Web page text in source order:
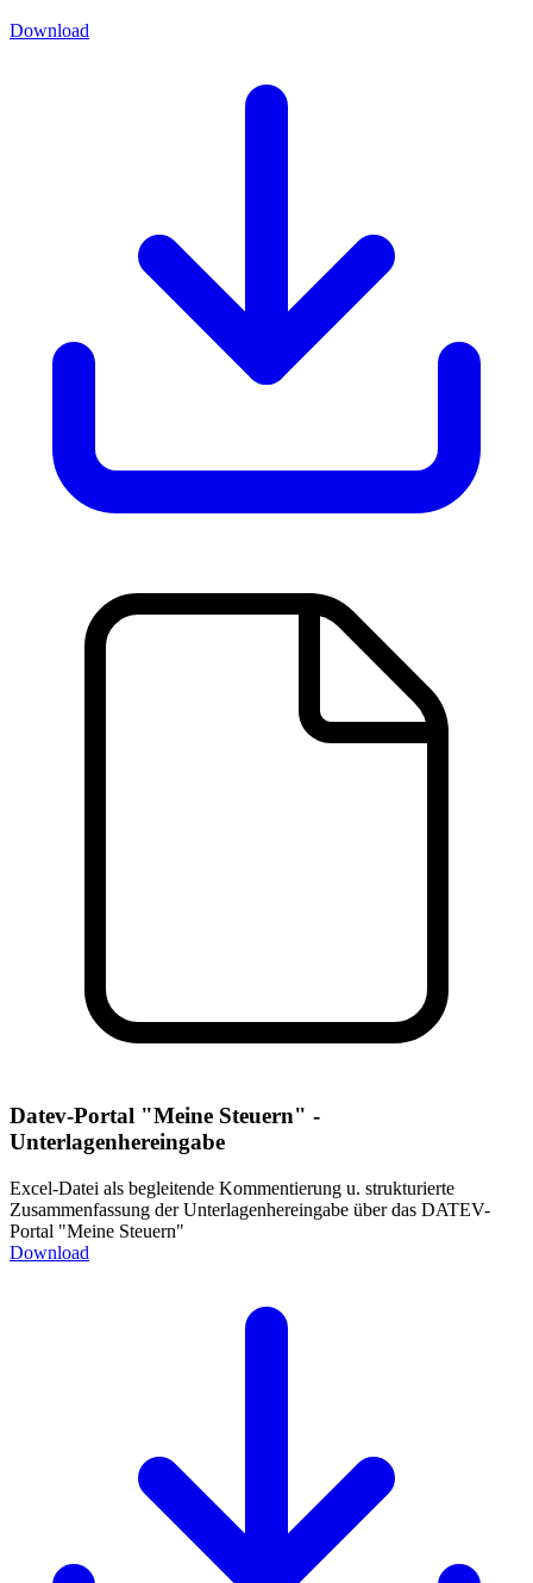
Download
Datev-Portal "Meine Steuern" -
Unterlagenhereingabe
Excel-Datei als begleitende Kommentierung u. strukturierte
Zusammenfassung der Unterlagenhereingabe über das DATEV-
Portal "Meine Steuern"
Download